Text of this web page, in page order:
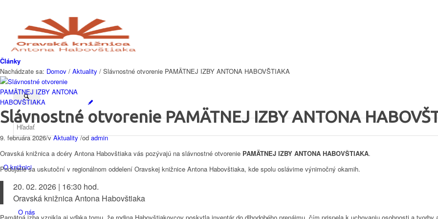
O knižnici
O nás
Články
Nachádzate sa: Domov / Aktuality / Slávnostné otvorenie PAMÄTNEJ IZBY ANTONA HABOVŠTIAKA
Slávnostné otvorenie PAMÄTNEJ IZBY ANTONA
9. februára 2026/vAktuality /odadmin
Oravská knižnica a dcéry Antona Habovštiaka vás pozývajú na slávnostné otvorenie PAMÄTNEJ IZBY ANTONA HABOVŠTIAKA.
Podujatie sa uskutoční v regionálnom oddelení Oravskej knižnice Antona Habovštiaka, kde spolu oslávime výnimočný okamih.
20. 02. 2026 | 16:30 hod.
Oravská knižnica Antona Habovštiaka